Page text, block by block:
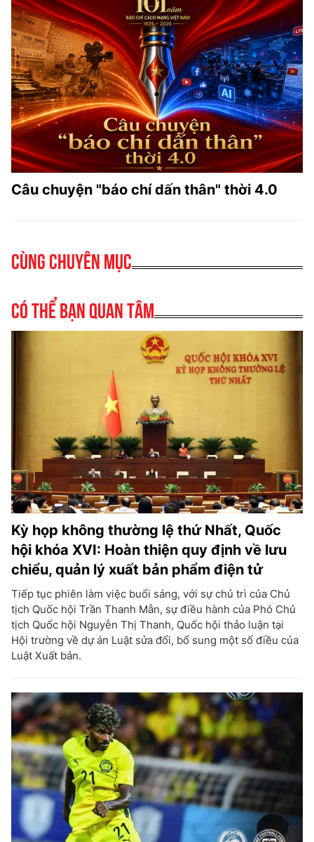
Câu chuyện "báo chí dấn thân" thời 4.0
Cùng chuyên mục
Có thể bạn quan tâm
Kỳ họp không thường lệ thứ Nhất, Quốc
hội khóa XVI: Hoàn thiện quy định về lưu
chiểu, quản lý xuất bản phẩm điện tử
Tiếp tục phiên làm việc buổi sáng, với sự chủ trì của Chủ
tịch Quốc hội Trần Thanh Mẫn, sự điều hành của Phó Chủ
tịch Quốc hội Nguyễn Thị Thanh, Quốc hội thảo luận tại
Hội trường về dự án Luật sửa đổi, bổ sung một số điều của
Luật Xuất bản.